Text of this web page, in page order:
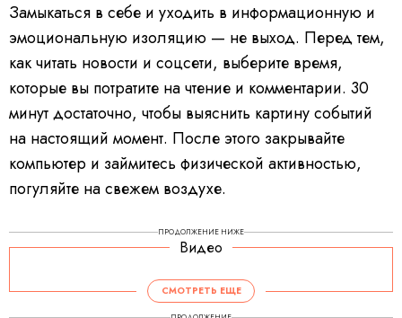
Замыкаться в себе и уходить в информационную и
эмоциональную изоляцию — не выход. Перед тем,
как читать новости и соцсети, выберите время,
которые вы потратите на чтение и комментарии. 30
минут достаточно, чтобы выяснить картину событий
на настоящий момент. После этого закрывайте
компьютер и займитесь физической активностью,
погуляйте на свежем воздухе.
ПРОДОЛЖЕНИЕ НИЖЕ
Видео
СМОТРЕТЬ ЕЩЕ